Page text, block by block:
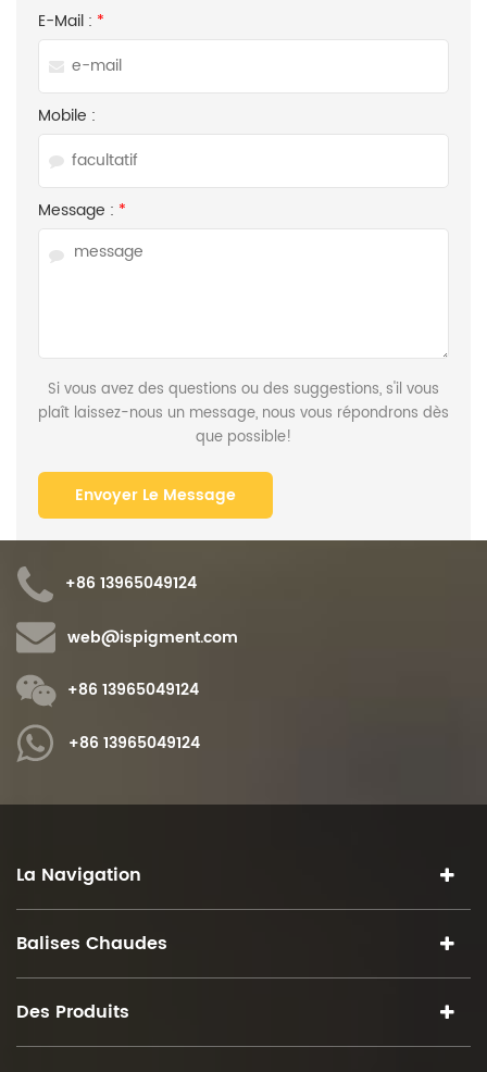
E-Mail : *
Mobile :
Message : *
Si vous avez des questions ou des suggestions, s'il vous
plaît laissez-nous un message, nous vous répondrons dès
que possible!
+86 13965049124
web@ispigment.com
+86 13965049124
+86 13965049124
La Navigation
Balises Chaudes
Des Produits